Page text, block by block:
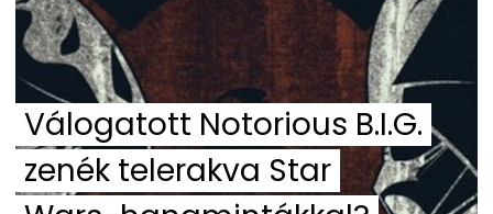
Válogatott Notorious B.I.G.
zenék telerakva Star